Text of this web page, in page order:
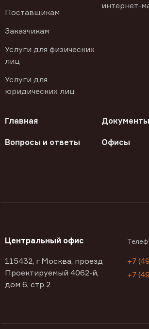
Поставщикам
Заказчикам
Услуги для физических
лиц
Услуги для
юридических лиц
интернет-
Главная Документы
Вопросы и ответы Офисы
Центральный офис
115432, г Москва, проезд
Проектируемый 4062-й,
дом 6, стр 2
+7
+7